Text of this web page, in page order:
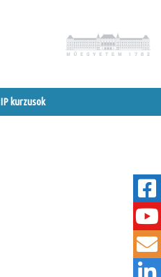
IP kurzusok